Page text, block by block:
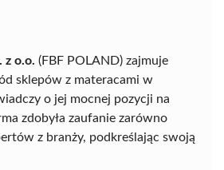
z o.o. (FBF POLAND) zajmuje
sklepów z materacami w
o jej mocnej pozycji na
zdobyła zaufanie zarówno
z branży, podkreślając swoją